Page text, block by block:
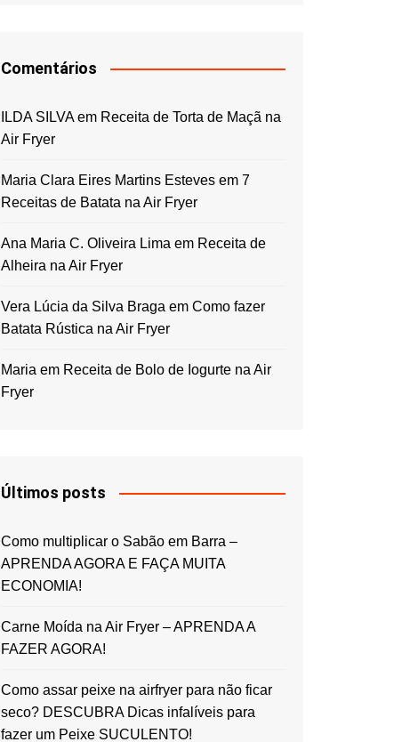
Comentários
ILDA SILVAem Receita de Torta de Maçã na
Air Fryer
Maria Clara Eires Martins Esteves em 7
Receitas de Batata na Air Fryer
Ana Maria C. Oliveira Lima em Receita de
Alheira na Air Fryer
Vera Lúcia da Silva Braga em Como fazer
Batata Rústica na Air Fryer
Maria em Receita de Bolo de Iogurte na Air
Fryer
Últimos posts
Como multiplicar o Sabão em Barra –
APRENDA AGORA E FAÇA MUITA
ECONOMIA!
Carne Moída na Air Fryer – APRENDA A
FAZER AGORA!
Como assar peixe na airfryer para não ficar
seco? DESCUBRA Dicas infalíveis para
fazer um Peixe SUCULENTO!